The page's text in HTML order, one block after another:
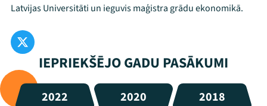
Latvijas Universitāti un ieguvis maģistra grādu ekonomikā.
IEPRIEKŠĒJO GADU PASĀKUMI
2022 2020 2018